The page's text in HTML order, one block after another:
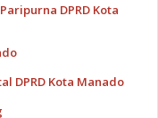
DPRD Kota
DPRD Kota Manado